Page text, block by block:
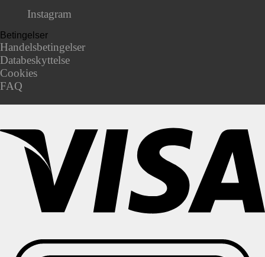
Instagram
Betingelser
Handelsbetingelser
Databeskyttelse
Cookies
FAQ